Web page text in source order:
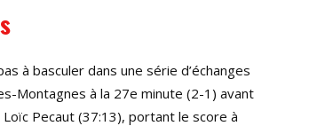
à basculer dans une série d’échanges
Montagnes à la 27e minute (2-1) avant
Pecaut (37:13), portant le score à